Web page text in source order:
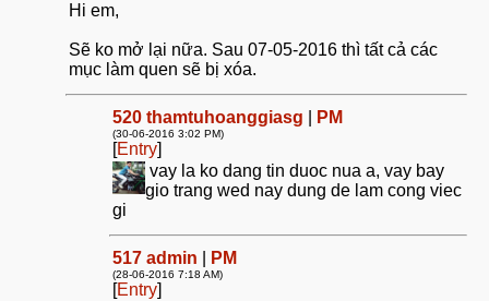
Hi em,
Sẽ ko mở lại nữa. Sau 07-05-2016 thì tất cả các
mục làm quen sẽ bị xóa.
520 thamtuhoanggiasg PM
(30-06-2016 3:02 PM)
[Entry]
vay la ko dang tin duoc nua a, vay bay
gio trang wed nay dung de lam cong viec
gi
517 admin PM
(28-06-2016 7:18 AM)
[Entry]